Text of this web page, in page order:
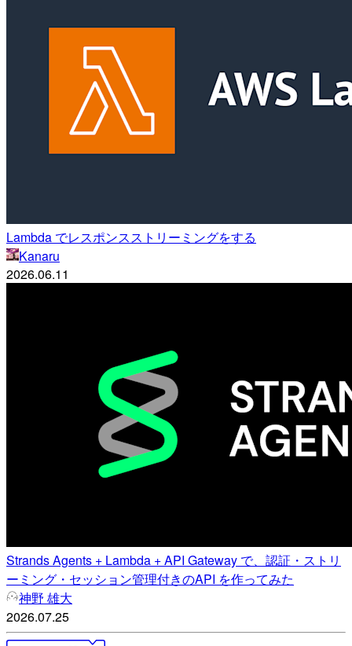
Lambda でレスポンスストリーミングをする
Kanaru
2026.06.11
Strands Agents + Lambda + API Gateway で、認証・ストリ
ーミング・セッション管理付きのAPI を作ってみた
神野 雄大
2026.07.25